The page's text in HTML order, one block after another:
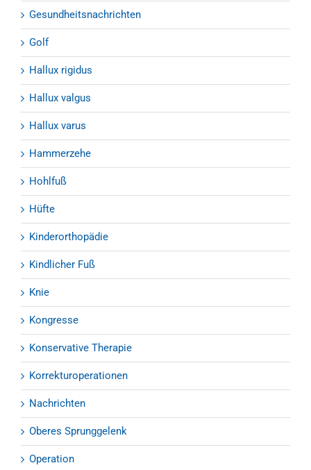
Gesundheitsnachrichten
Golf
Hallux rigidus
Hallux valgus
Hallux varus
Hammerzehe
Hohlfuß
Hüfte
Kinderorthopädie
Kindlicher Fuß
Knie
Kongresse
Konservative Therapie
Korrekturoperationen
Nachrichten
Oberes Sprunggelenk
Operation